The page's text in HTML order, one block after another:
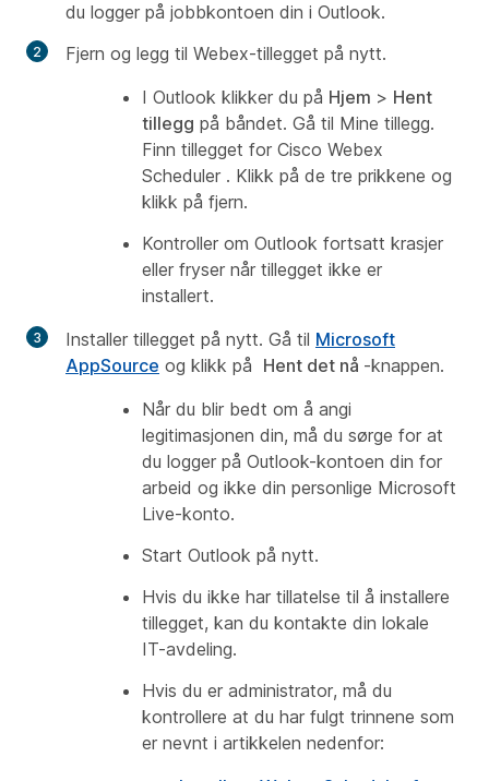
du logger på jobbkontoen din i Outlook.
Fjern og legg til Webex-tillegget på nytt.
I Outlook klikker du på Hjem > Hent
tillegg på båndet. Gå til Mine tillegg.
Finn tillegget for Cisco Webex
Scheduler . Klikk på de tre prikkene og
klikk på fjern.
Kontroller om Outlook fortsatt krasjer
eller fryser når tillegget ikke er
installert.
Installer tillegget på nytt. Gå til Microsoft
AppSource og klikk på Hent det nå -knappen.
Når du blir bedt om å angi
legitimasjonen din, må du sørge for at
du logger på Outlook-kontoen din for
arbeid og ikke din personlige Microsoft
Live-konto.
Start Outlook på nytt.
Hvis du ikke har tillatelse til å installere
tillegget, kan du kontakte din lokale
IT-avdeling.
Hvis du er administrator, må du
kontrollere at du har fulgt trinnene som
er nevnt i artikkelen nedenfor: